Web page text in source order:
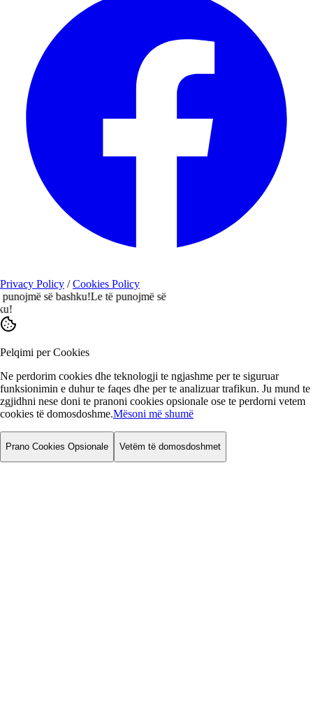
Privacy Policy /Cookies Policy
së bashku!Le të punojmë së
Pelqimi per Cookies
Ne perdorim cookies dhe teknologji te ngjashme per te siguruar
funksionimin e duhur te faqes dhe per te analizuar trafikun. Ju mund te
zgjidhni nese doni te pranoni cookies opsionale ose te perdorni vetem
cookies të domosdoshme.Mësoni më shumë
Prano Cookies Opsionale Vetëm të domosdoshmet